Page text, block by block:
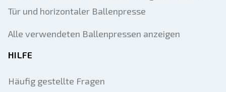
Tür und horizontaler Ballenpresse
Alle verwendeten Ballenpressen anzeigen
HILFE
Häufig gestellte Fragen